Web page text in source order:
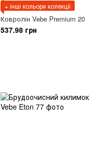
+ інші кольори колекції
Ковролін Vebe Premium 20
537.98 грн